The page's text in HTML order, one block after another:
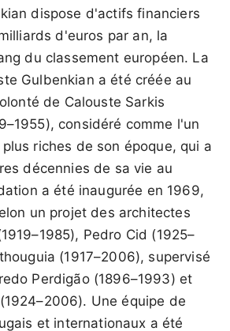
dispose d'actifs financiers
d'euros par an, la
du classement européen. La
Gulbenkian a été créée au
de Calouste Sarkis
considéré comme l'un
riches de son époque, qui a
décennies de sa vie au
a été inaugurée en 1969,
un projet des architectes
Pedro Cid (1925–
(1917–2006), supervisé
Perdigão (1896–1993) et
Une équipe de
et internationaux a été